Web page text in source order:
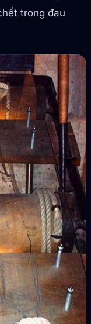
trong đau